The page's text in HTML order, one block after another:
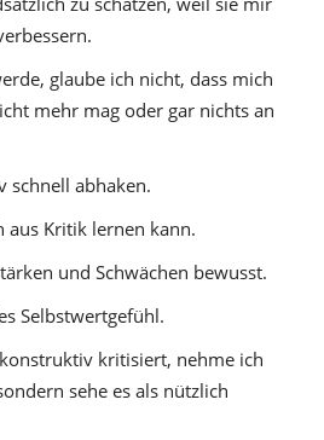
glaube ich nicht, dass mich
mehr mag oder gar nichts an
schnell abhaken.
aus Kritik lernen kann.
und Schwächen bewusst.
Selbstwertgefühl.
kritisiert, nehme ich
sehe es als nützlich